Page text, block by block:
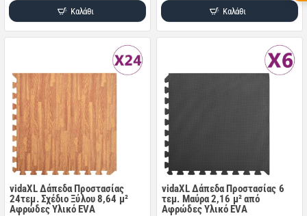
Καλάθι Καλάθι
vidaXL Δάπεδα Προστασίας
24τεμ. Σχέδιο Ξύλου 8,64 μ²
Αφρώδες Υλικό EVA
vidaXL Δάπεδα Προστασίας 6
τεμ. Μαύρα 2,16 μ² από
Αφρώδες Υλικό EVA